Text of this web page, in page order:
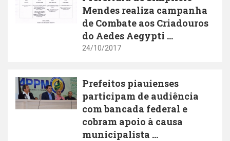
Mendes realiza campanha
de Combate aos Criadouros
do Aedes Aegypti ...
24/10/2017
Prefeitos piauienses
participam de audiência
com bancada federal e
cobram apoio à causa
municipalista ...